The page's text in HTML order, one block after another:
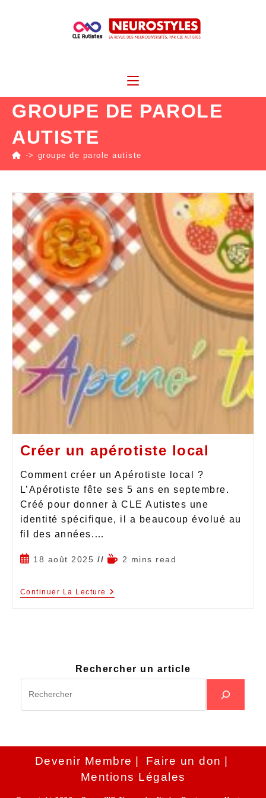
GROUPE DE PAROLE
AUTISTE
-> groupe de parole autiste
Créer un apérotiste local
Comment créer un Apérotiste local ?
L’Apérotiste fête ses 5 ans en septembre.
Créé pour donner à CLE Autistes une
identité spécifique, il a beaucoup évolué au
fil des années.…
18 août 2025 2 mins read
Continuer La Lecture
Rechercher un article
Devenir Membre
Faire un don
Mentions Légales